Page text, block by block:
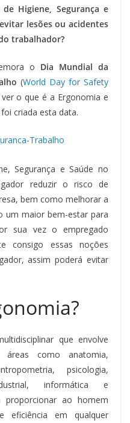
Higiene, Segurança e
lesões ou acidentes
trabalhador?
o Dia Mundial da
(World Day for Safety
o que é a Ergonomia e
criada esta data.
Segurança e Saúde no
reduzir o risco de
bem como melhorar a
um maior bem-estar para
sua vez o empregado
consigo essas noções
assim poderá evitar
que envolve
como anatomia,
psicologia,
informática e
proporcionar ao homem
eficiência em qualquer